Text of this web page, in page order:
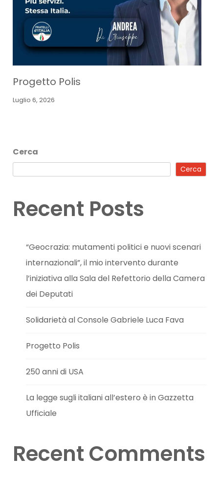
Progetto Polis
Luglio 6, 2026
Cerca
Cerca
Recent Posts
“Geocrazia: mutamenti politici e nuovi scenari
internazionali”, il mio intervento durante
l’iniziativa alla Sala del Refettorio della Camera
dei Deputati
Solidarietà al Console Gabriele Luca Fava
Progetto Polis
250 anni di USA
La legge sugli italiani all’estero è in Gazzetta
Ufficiale
Recent Comments